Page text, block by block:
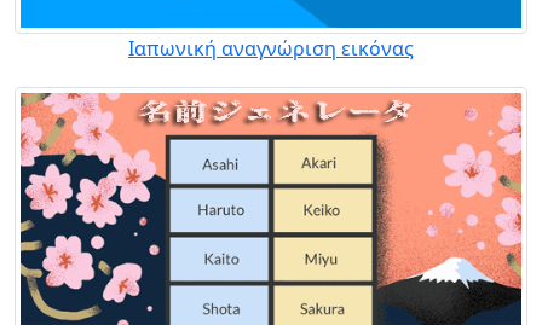
Ιαπωνική αναγνώριση εικόνας